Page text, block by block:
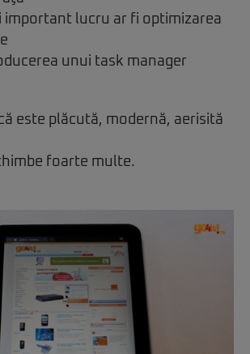
important lucru ar fi optimizarea
unui task manager
este plăcută, modernă, aerisită
foarte multe.